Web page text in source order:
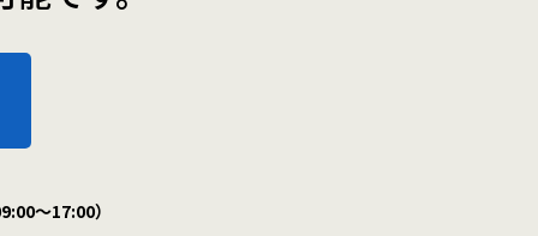
～17:00）